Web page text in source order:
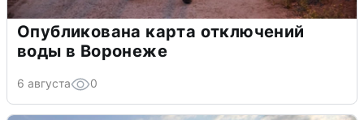
Опубликована карта отключений
воды в Воронеже
6 августа 0